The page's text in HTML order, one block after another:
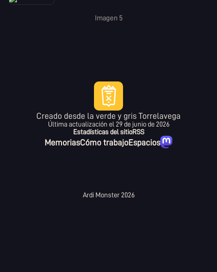
Imagen 5
Creado desde la verde y gris Torrelavega
Última actualización el 29 de junio de 2026
Estadísticas del sitioRSS
MemoriasCómo trabajoEspacios
Ardi Monster 2026